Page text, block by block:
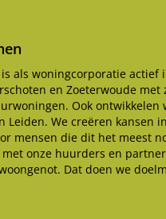
als woningcorporatie actief
en Zoeterwoude met
Ook ontwikkelen
Leiden. We creëren kansen
mensen die dit het meest
met onze huurders en
Dat doen we